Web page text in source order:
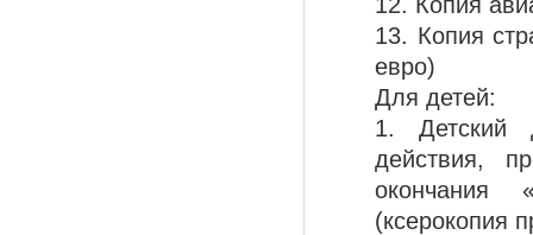
13. Копия
евро)
Для детей:
1. Детский
действия,
окончания
(ксерокопия